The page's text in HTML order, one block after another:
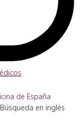
Búsqueda en inglés